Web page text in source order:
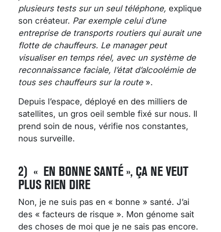
plusieurs tests sur un seul téléphone, explique
son créateur. Par exemple celui d’une
entreprise de transports routiers qui aurait une
flotte de chauffeurs. Le manager peut
visualiser en temps réel, avec un système de
reconnaissance faciale, l’état d’alcoolémie de
tous ses chauffeurs sur la route».
Depuis l’espace, déployé en des milliers de
satellites, un gros oeil semble fixé sur nous. Il
prend soin de nous, vérifie nos constantes,
nous surveille.
2) « EN BONNE SANTÉ », ÇA NE VEUT
PLUS RIEN DIRE
Non, je ne suis pas en « bonne » santé. J’ai
des « facteurs de risque ». Mon génome sait
des choses de moi que je ne sais pas encore.